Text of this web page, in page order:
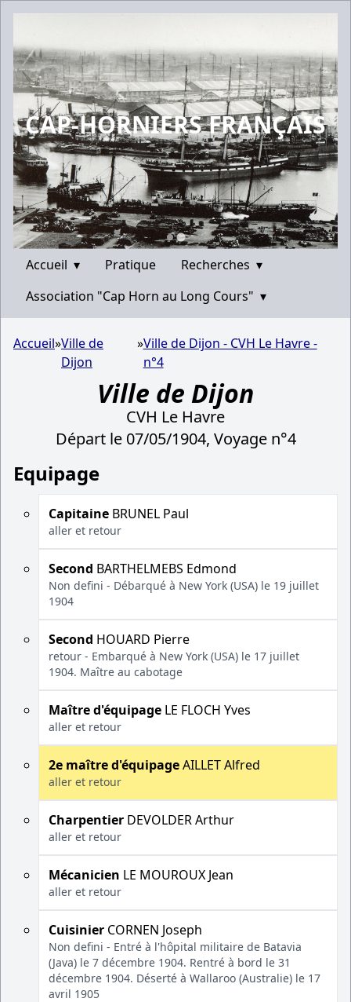
CAP-HORNIERS FRANÇAIS
Accueil ▾ Pratique Recherches ▾
Association "Cap Horn au Long Cours" ▾
Accueil»Ville de
Dijon
»Ville de Dijon - CVH Le Havre -
n°4
Ville de Dijon
CVH Le Havre
Départ le 07/05/1904, Voyage n°4
Equipage
Capitaine BRUNEL Paul
aller et retour
Second BARTHELMEBS Edmond
Non defini - Débarqué à New York (USA) le 19 juillet
1904
Second HOUARD Pierre
retour - Embarqué à New York (USA) le 17 juillet
1904. Maître au cabotage
Maître d'équipage LE FLOCH Yves
aller et retour
2e maître d'équipageAILLET Alfred
aller et retour
Charpentier DEVOLDER Arthur
aller et retour
Mécanicien LE MOUROUX Jean
aller et retour
Cuisinier CORNEN Joseph
Non defini - Entré à l'hôpital militaire de Batavia
(Java) le 7 décembre 1904. Rentré à bord le 31
décembre 1904. Déserté à Wallaroo (Australie) le 17
avril 1905